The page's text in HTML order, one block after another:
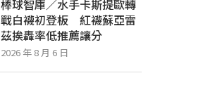
棒球智庫／水手卡斯提歐轉
戰白襪初登板 紅襪蘇亞雷
茲挨轟率低推薦讓分
2026 年 8 月 6 日